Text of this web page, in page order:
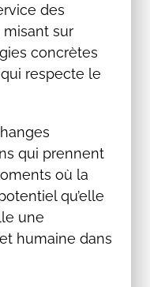
des
sur
concrètes
respecte le
qui prennent
où la
qu’elle
une
humaine dans